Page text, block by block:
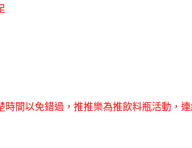
間以免錯過，推推樂為推飲料瓶活動，